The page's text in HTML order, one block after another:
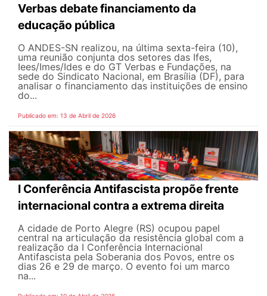
Verbas debate financiamento da
educação pública
O ANDES-SN realizou, na última sexta-feira (10),
uma reunião conjunta dos setores das Ifes,
Iees/Imes/Ides e do GT Verbas e Fundações, na
sede do Sindicato Nacional, em Brasília (DF), para
analisar o financiamento das instituições de ensino
do...
Publicado em: 13 de Abril de 2026
I Conferência Antifascista propõe frente
internacional contra a extrema direita
A cidade de Porto Alegre (RS) ocupou papel
central na articulação da resistência global com a
realização da I Conferência Internacional
Antifascista pela Soberania dos Povos, entre os
dias 26 e 29 de março. O evento foi um marco
na...